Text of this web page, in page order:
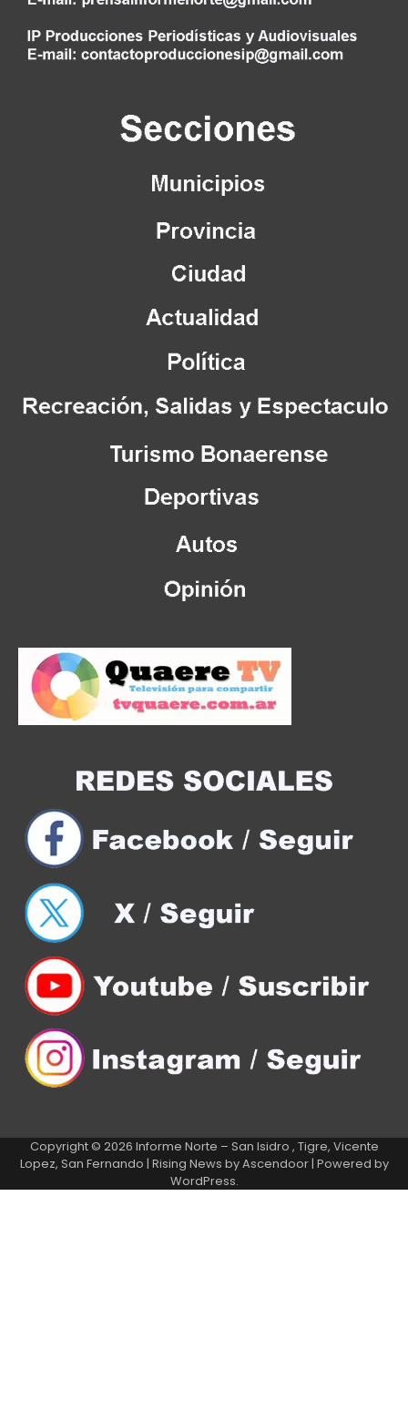
Copyright © 2026 Informe Norte – San Isidro , Tigre, Vicente
Lopez, San Fernando | Rising News byAscendoor| Powered by
WordPress.